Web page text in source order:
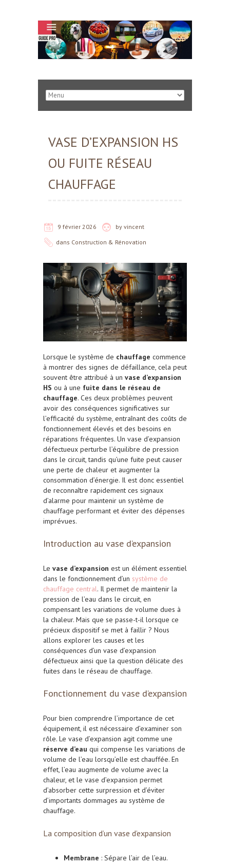
VASE D’EXPANSION HS
OU FUITE RÉSEAU
CHAUFFAGE
9 février 2026 by vincent
dans Construction & Rénovation
Lorsque le système de chauffage commence
à montrer des signes de défaillance, cela peut
souvent être attribué à un vase d’expansion
HS ou à une fuite dans le réseau de
chauffage. Ces deux problèmes peuvent
avoir des conséquences significatives sur
l’efficacité du système, entraînant des coûts de
fonctionnement élevés et des besoins en
réparations fréquentes. Un vase d’expansion
défectueux perturbe l’équilibre de pression
dans le circuit, tandis qu’une fuite peut causer
une perte de chaleur et augmenter la
consommation d’énergie. Il est donc essentiel
de reconnaître rapidement ces signaux
d’alarme pour maintenir un système de
chauffage performant et éviter des dépenses
imprévues.
Introduction au vase d’expansion
Le vase d’expansion est un élément essentiel
dans le fonctionnement d’un système de
chauffage central. Il permet de maintenir la
pression de l’eau dans le circuit, en
compensant les variations de volume dues à
la chaleur. Mais que se passe-t-il lorsque ce
précieux dispositif se met à faillir ? Nous
allons explorer les causes et les
conséquences d’un vase d’expansion
défectueux ainsi que la question délicate des
fuites dans le réseau de chauffage.
Fonctionnement du vase d’expansion
Pour bien comprendre l’importance de cet
équipement, il est nécessaire d’examiner son
rôle. Le vase d’expansion agit comme une
réserve d’eau qui compense les variations de
volume de l’eau lorsqu’elle est chauffée. En
effet, l’eau augmente de volume avec la
chaleur, et le vase d’expansion permet
d’absorber cette surpression et d’éviter
d’importants dommages au système de
chauffage.
La composition d’un vase d’expansion
Membrane : Sépare l’air de l’eau.